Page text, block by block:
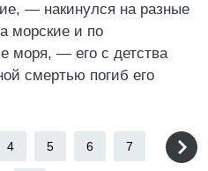
— накинулся на разные
морские и по
моря, — его с детства
смертью погиб его
4 5 6 7